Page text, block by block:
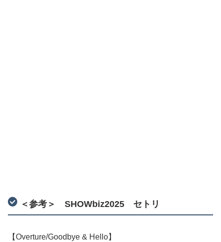
＜参考＞ SHOWbiz2025 セトリ
【Overture/Goodbye & Hello】